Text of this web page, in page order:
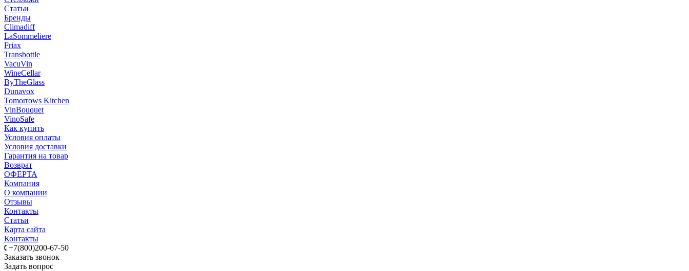
Статьи
Бренды
Climadiff
LaSommeliere
Friax
Transbottle
VacuVin
WineCellar
ByTheGlass
Dunavox
Tomorrows Kitchen
VinBouquet
VinoSafe
Как купить
Условия оплаты
Условия доставки
Гарантия на товар
Возврат
ОФЕРТА
Компания
О компании
Отзывы
Контакты
Статьи
Карта сайта
Контакты
+7(800)200-67-50
Заказать звонок
Задать вопрос